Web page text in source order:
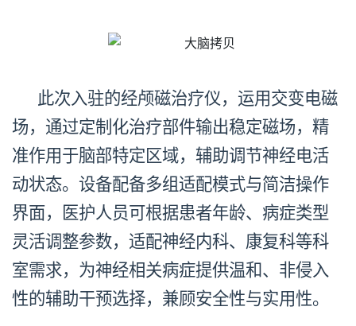
此次入驻的经颅磁治疗仪， 运用交变电磁
场，通过定制化治疗部件输出稳定磁场，精
准作用于脑部特定区域，辅助调节神经电活
动状态。设备配备多组适配模式与简洁操作
界面，医护人员可根据患者年龄、病症类型
灵活调整参数，适配神经内科、康复科等科
室需求，为神经相关病症提供温和、非侵入
性的辅助干预选择，兼顾安全性与实用性。